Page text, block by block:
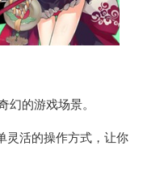
幻的游戏场景。
灵活的操作方式，让你